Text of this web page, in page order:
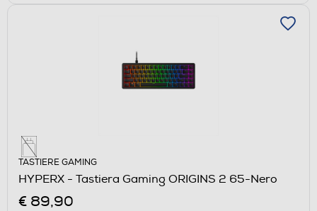
TASTIERE GAMING
HYPERX - Tastiera Gaming ORIGINS 2 65-Nero
€ 89,90